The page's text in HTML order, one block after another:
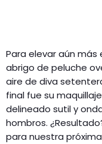
Para elevar aún más
abrigo de peluche
aire de diva
final fue su
delineado sutil y
hombros.
para nuestra